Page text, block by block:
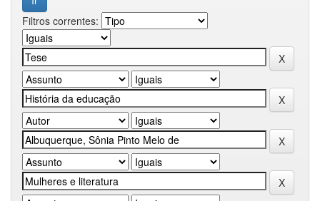
Filtros correntes: